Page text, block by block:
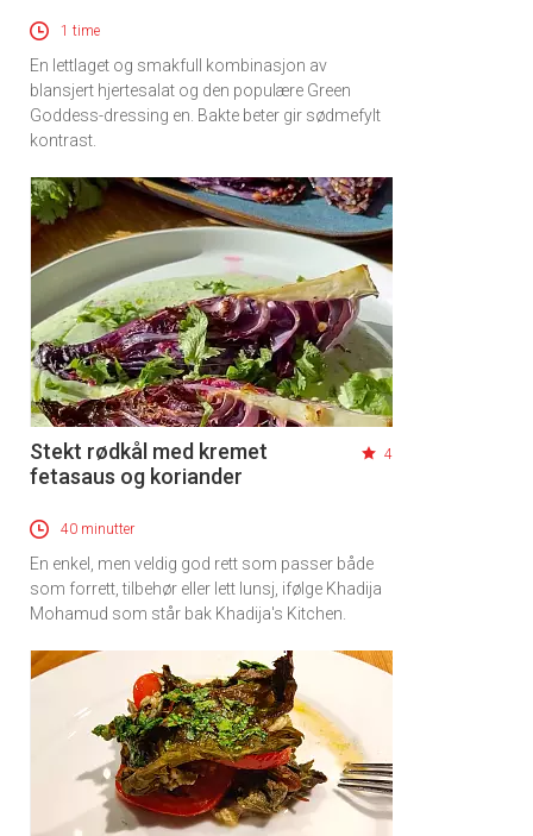
1 time
En lettlaget og smakfull kombinasjon av
blansjert hjertesalat og den populære Green
Goddess-dressing en. Bakte beter gir sødmefylt
kontrast.
Stekt rødkål med kremet
fetasaus og koriander
4
40 minutter
En enkel, men veldig god rett som passer både
som forrett, tilbehør eller lett lunsj, ifølge Khadija
Mohamud som står bak Khadija's Kitchen.